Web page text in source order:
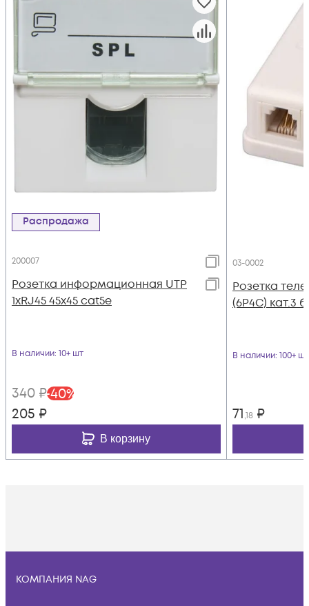
Распродажа
200007
Розетка информационная UTP
1хRJ45 45х45 cat5е
В наличии: 10+ шт
340 ₽-40%
205 ₽
В корзину
03-0002
Розетка
(6P4C) кат.3
В наличии: 100+ шт
71,18 ₽
КОМПАНИЯ NAG